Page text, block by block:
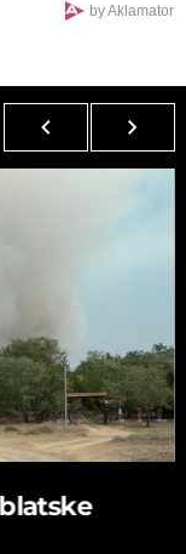
by Aklamator